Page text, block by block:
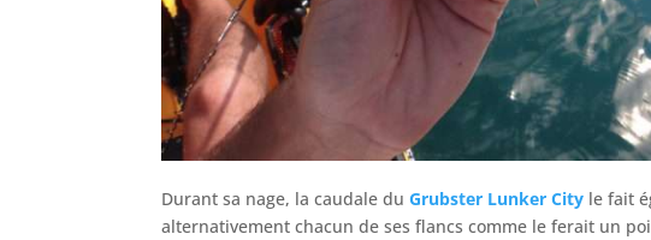
Durant sa nage, la caudale duGrubster Lunker City le fait
alternativement chacun de ses flancs comme le ferait un